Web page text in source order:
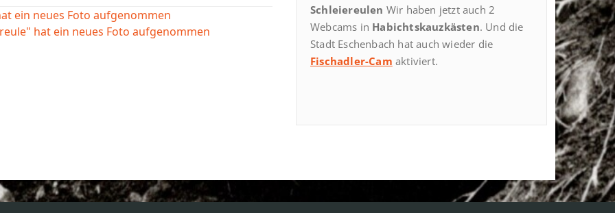
ein neues Foto aufgenommen
hat ein neues Foto aufgenommen
Schleiereulen Wir haben jetzt auch 2
Webcams in Habichtskauzkästen. Und die
Stadt Eschenbach hat auch wieder die
Fischadler-Cam aktiviert.